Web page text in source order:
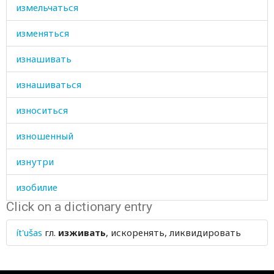
измельчаться
изменяться
изнашивать
изнашиваться
износиться
изношенный
изнутри
изобилие
изображение
изогнутый
Click on a dictionary entry
ít'ušas гл. изживать, искоренять, ликвидировать